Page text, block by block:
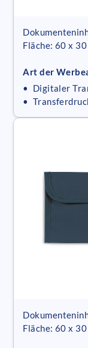
Fläche: 60 x 30
Art der
• Digitaler
•
Fläche: 60 x 30